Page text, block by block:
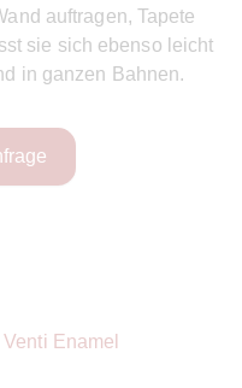
auftragen, Tapete
sie sich ebenso leicht
in ganzen Bahnen.